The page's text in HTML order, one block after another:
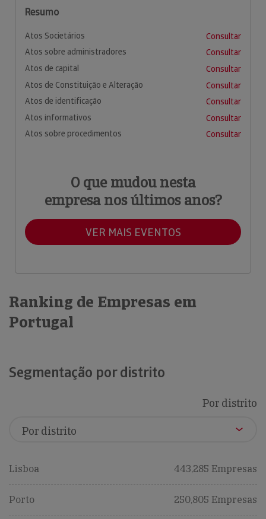
Resumo
Atos Societários
Consultar
Atos sobre administradores
Consultar
Atos de capital
Consultar
Atos de Constituição e Alteração
Consultar
Atos de identificação
Consultar
Atos informativos
Consultar
Atos sobre procedimentos
Consultar
O que mudou nesta
empresa nos últimos anos?
VER MAIS EVENTOS
Ranking de Empresas em
Portugal
Segmentação por distrito
Por distrito
Lisboa 443,285 Empresas
Porto 250,805 Empresas